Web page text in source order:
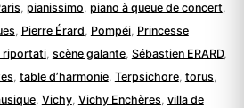
, pianissimo, piano à queue de concert,
, Pierre Érard, Pompéi, Princesse
riportati, scène galante, Sébastien ERARD,
, table d’harmonie, Terpsichore, torus,
, Vichy, Vichy Enchères, villa de